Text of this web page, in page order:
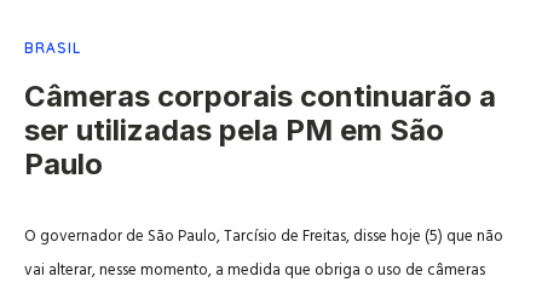
BRASIL
Câmeras corporais continuarão a
ser utilizadas pela PM em São
Paulo
O governador de São Paulo, Tarcísio de Freitas, disse hoje (5) que não
vai alterar, nesse momento, a medida que obriga o uso de câmeras